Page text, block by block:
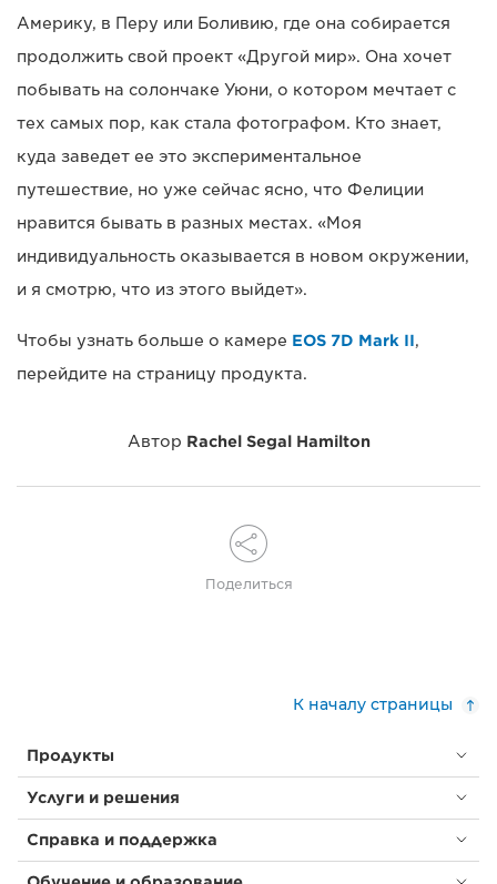
Америку, в Перу или Боливию, где она собирается
продолжить свой проект «Другой мир». Она хочет
побывать на солончаке Уюни, о котором мечтает с
тех самых пор, как стала фотографом. Кто знает,
куда заведет ее это экспериментальное
путешествие, но уже сейчас ясно, что Фелиции
нравится бывать в разных местах. «Моя
индивидуальность оказывается в новом окружении,
и я смотрю, что из этого выйдет».
Чтобы узнать больше о камере EOS 7D Mark II,
перейдите на страницу продукта.
Автор Rachel Segal Hamilton
Поделиться
К началу страницы
Продукты
Услуги и решения
Справка и поддержка